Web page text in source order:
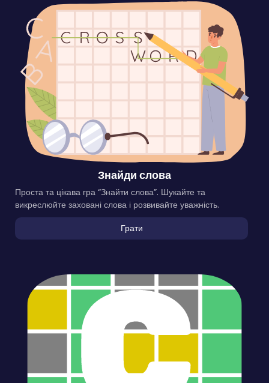
Знайди слова
Проста та цікава гра “Знайти слова”. Шукайте та
викреслюйте заховані слова і розвивайте уважність.
Грати